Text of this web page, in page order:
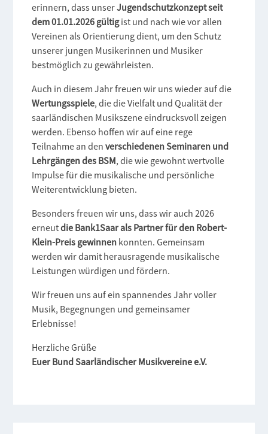
erinnern, dass unserJugendschutzkonzept seit
dem 01.01.2026 gültigist und nach wie vor allen
Vereinen als Orientierung dient, um den Schutz
unserer jungen Musikerinnen und Musiker
bestmöglich zu gewährleisten.
Auch in diesem Jahr freuen wir uns wieder auf die
Wertungsspiele, die die Vielfalt und Qualität der
saarländischen Musikszene eindrucksvoll zeigen
werden. Ebenso hoffen wir auf eine rege
Teilnahme an den verschiedenen Seminaren und
Lehrgängen des BSM, die wie gewohnt wertvolle
Impulse für die musikalische und persönliche
Weiterentwicklung bieten.
Besonders freuen wir uns, dass wir auch 2026
erneutdie Bank1Saar als Partner für den Robert-
Klein-Preis gewinnenkonnten. Gemeinsam
werden wir damit herausragende musikalische
Leistungen würdigen und fördern.
Wir freuen uns auf ein spannendes Jahr voller
Musik, Begegnungen und gemeinsamer
Erlebnisse!
Herzliche Grüße
Euer Bund Saarländischer Musikvereine e.V.